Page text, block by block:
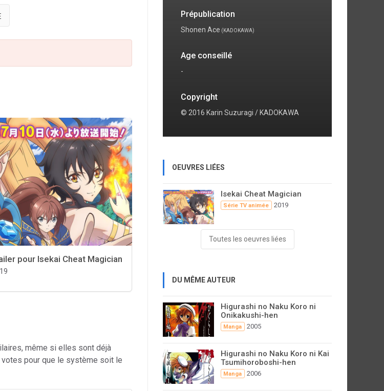
pour Isekai Cheat Magician
même si elles sont déjà
pour que le système soit le
Prépublication
Shonen Ace (KADOKAWA)
Age conseillé
-
Copyright
© 2016 Karin Suzuragi / KADOKAWA
OEUVRES LIÉES
Isekai Cheat Magician
Série TV animée 2019
Toutes les oeuvres liées
DU MÊME AUTEUR
Higurashi no Naku Koro ni
Onikakushi-hen
Manga 2005
Higurashi no Naku Koro ni Kai
Tsumihoroboshi-hen
Manga 2006